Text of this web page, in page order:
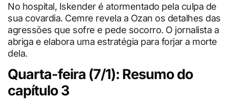
No hospital, Iskender é atormentado pela culpa de
sua covardia. Cemre revela a Ozan os detalhes das
agressões que sofre e pede socorro. O jornalista a
abriga e elabora uma estratégia para forjar a morte
dela.
Quarta-feira (7/1): Resumo do
capítulo 3